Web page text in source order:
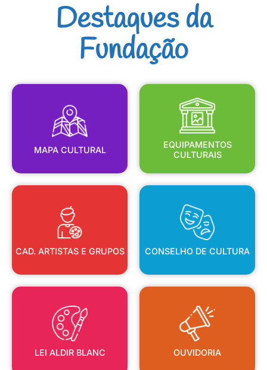
Destaques da
Fundação
MAPA CULTURAL
MAPA CULTURAL
EQUIPAMENTOS
CULTURAIS
EQUIPAMENTOS
CULTURAIS
CAD. ARTISTAS E GRUPOS
CAD. ARTISTAS E GRUPOS
CONSELHO DE CULTURA
CONSELHO DE CULTURA
LEI ALDIR BLANC
LEI ALDIR BLANC
OUVIDORIA
OUVIDORIA